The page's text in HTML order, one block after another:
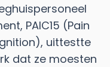
PAIC15 (Pain
uittestte
dat ze moesten